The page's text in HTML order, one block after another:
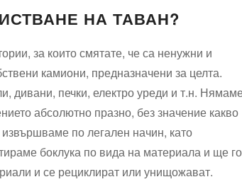
НА ТАВАН?
за които смятате, че са ненужни и
камиони, предназначени за целта.
дивани, печки, електро уреди и т.н.
абсолютно празно, без значение какво
по легален начин, като
боклука по вида на материала и ще го
и се рециклират или унищожават.